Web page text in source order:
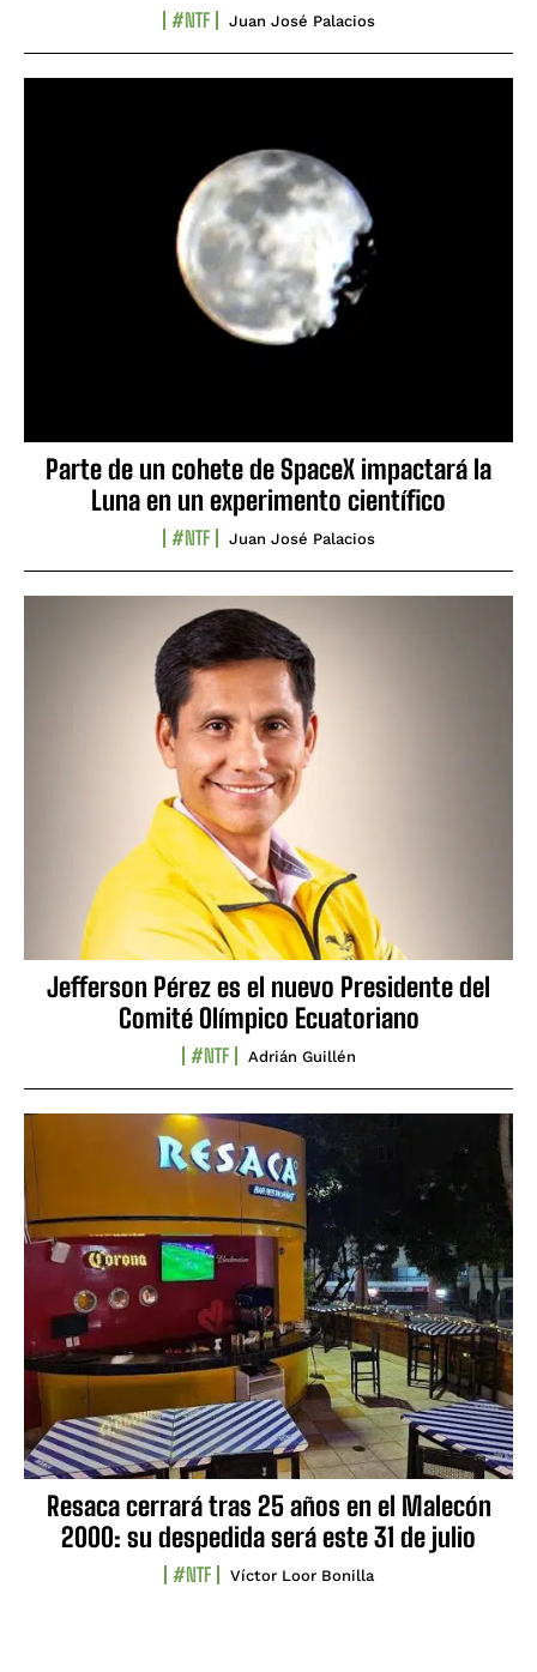
#NTF Juan José Palacios
Parte de un cohete de SpaceX impactará la
Luna en un experimento científico
#NTF Juan José Palacios
Jefferson Pérez es el nuevo Presidente del
Comité Olímpico Ecuatoriano
#NTF Adrián Guillén
Resaca cerrará tras 25 años en el Malecón
2000: su despedida será este 31 de julio
#NTF Víctor Loor Bonilla